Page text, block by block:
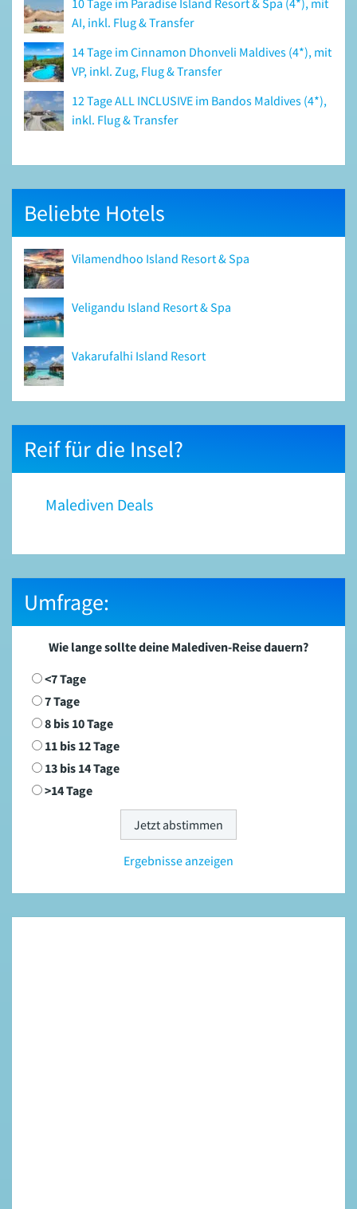
10 Tage im Paradise Island Resort & Spa (4*), mit
AI, inkl. Flug & Transfer
14 Tage im Cinnamon Dhonveli Maldives (4*), mit
VP, inkl. Zug, Flug & Transfer
12 Tage ALL INCLUSIVE im Bandos Maldives (4*),
inkl. Flug & Transfer
Beliebte Hotels
Vilamendhoo Island Resort & Spa
Veligandu Island Resort & Spa
Vakarufalhi Island Resort
Reif für die Insel?
Malediven Deals
Umfrage:
Wie lange sollte deine Malediven-Reise dauern?
<7 Tage
7 Tage
8 bis 10 Tage
11 bis 12 Tage
13 bis 14 Tage
>14 Tage
Ergebnisse anzeigen